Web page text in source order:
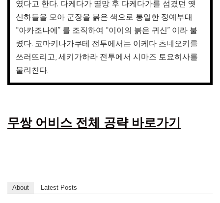
였다고 한다. 다케다가 멸망 후 다케다가를 섬겼던 옛
신하들을 모아 군장을 붉은 색으로 통일한 정예부대
“아카조나에” 를 조직하여 “이이의 붉은 귀신” 이라 불
렸다. 코마키나가쿠테 전투에서는 이케다 츠네오키를
쓰러뜨리고, 세키가하라 전투에서 시마즈 토요히사를
물리친다.
무쌍 어비스 전체 공략 바로가기
About Latest Posts